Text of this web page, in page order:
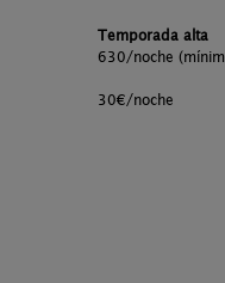
Temporada alta
630/noche
30€/noche